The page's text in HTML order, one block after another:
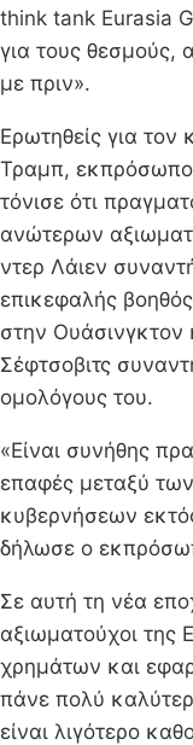
think tank Eurasia
για τους θεσμούς,
με πριν».
Ερωτηθείς για
Τραμπ,
τόνισε ότι
ανώτερων
ντερ Λάιεν
επικεφαλής
στην
Σέφτσοβιτς
ομολόγους του.
«Είναι συνήθης
επαφές μεταξύ
κυβερνήσεων
δήλωσε ο
Σε αυτή τη νέα
αξιωματούχοι της
χρημάτων και
πάνε πολύ
είναι λιγότερο